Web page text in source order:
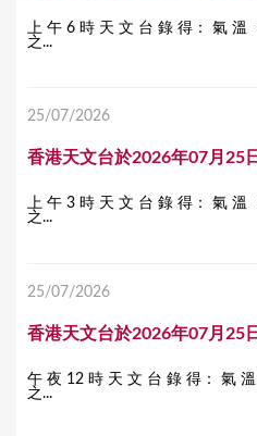
上 午 6 時 天 文 台 錄 得： 氣
之...
25/07/2026
香港天文台於2026年07月25
上 午 3 時 天 文 台 錄 得： 氣 溫
之...
25/07/2026
香港天文台於2026年07月25
午 夜 12 時 天 文 台 錄 得： 氣
之...